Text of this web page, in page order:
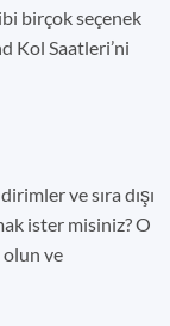
birçok seçenek
Kol Saatleri’ni
ve sıra dışı
ister misiniz? O
olun ve